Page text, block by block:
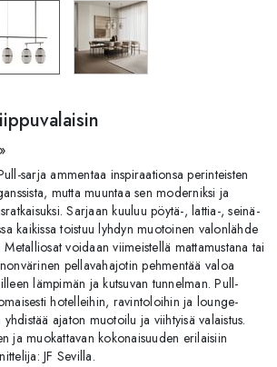
sarja ammentaa inspiraationsa perinteisten
mutta muuntaa sen moderniksi ja
Sarjaan kuuluu pöytä-, lattia-, seinä-
kaikissa toistuu lyhdyn muotoinen valonlähde
Metalliosat voidaan viimeistellä mattamustana tai
pellavahajotin pehmentää valoa
lämpimän ja kutsuvan tunnelman. Pull-
hotelleihin, ravintoloihin ja lounge-
ajaton muotoilu ja viihtyisä valaistus.
ja muokattavan kokonaisuuden erilaisiin
JF Sevilla.